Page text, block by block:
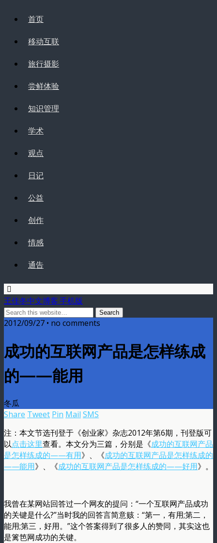
首页
移动互联
旅行摄影
尝鲜体验
知识管理
学术
观点
日记
公益
创作
情感
通告
王佳冬中文博客 手机版
2012/09/27 • no comments
成功的互联网产品是怎样练成
的——能用
冬瓜
Share Tweet Pin Mail SMS
注：本文节选刊登于《创业家》杂志2012年第6期，刊登版可
以点击这里查看。本文分为三篇，分别是《成功的互联网产品
是怎样练成的——有用》、《成功的互联网产品是怎样练成的
——能用》、《成功的互联网产品是怎样练成的——好用》。
我曾在某网站回答过一个网友的提问：“一个互联网产品成功
的关键是什么?”当时我的回答言简意赅：“第一，有用;第二，
能用;第三，好用。”这个答案得到了很多人的赞同，其实这也
是篱笆网成功的关键。